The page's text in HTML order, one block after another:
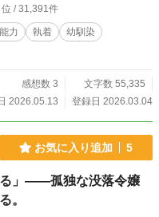
位 / 31,391件
力 執着
幼馴染
感想数 3
文字数 55,335
2026.05.13
登録日 2026.03.04
お気に入り追加 5
る」——孤独な没落令嬢
。